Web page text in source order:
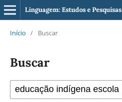
Linguagem: Estudos e Pesquisas
Início / Buscar
Buscar